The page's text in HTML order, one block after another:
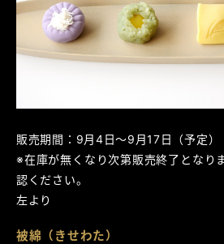
販売期間：9月4日～9月17日（予定）
※在庫が無くなり次第販売終了となり
認ください。
左より
被綿（きせわた）